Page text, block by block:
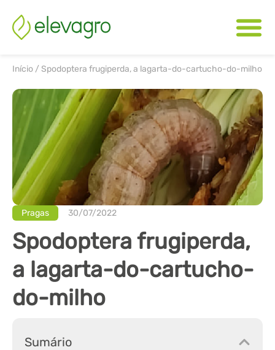
Início /Spodoptera frugiperda, a lagarta-do-cartucho-do-milho
Pragas 30/07/2022
Spodoptera frugiperda,
a lagarta-do-cartucho-
do-milho
Sumário